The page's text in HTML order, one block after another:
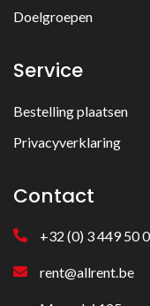
Doelgroepen
Service
Bestelling plaatsen
Privacyverklaring
Contact
+32 (0) 3 449 50
rent@allrent.be